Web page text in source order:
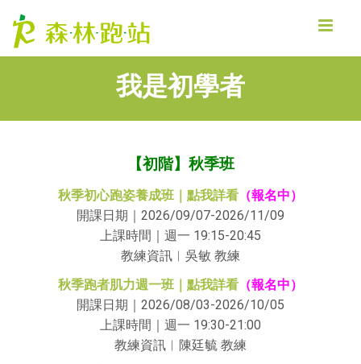
我是初學者
【初階】秋季班
秋季初心跑姿養成班｜點我詳看 （報名中）
開課日期｜2026/09/07-2026/11/09
上課時間｜週一 19:15-20:45
教練資訊︱吳敏 教練
秋季跑者肌力週一班｜點我詳看 （報名中）
開課日期｜2026/08/03-2026/10/05
上課時間｜週一 19:30-21:00
教練資訊︱陳廷毓 教練